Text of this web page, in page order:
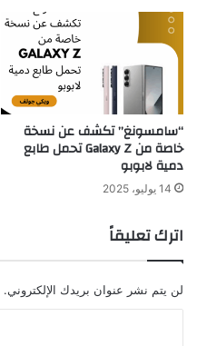
“سامسونغ” تكشف عن نسخة
خاصة من Galaxy Z تحمل طابع
دمية لابوبو
14 يوليو، 2025
اترك تعليقاً
لن يتم نشر عنوان بريدك الإلكتروني.